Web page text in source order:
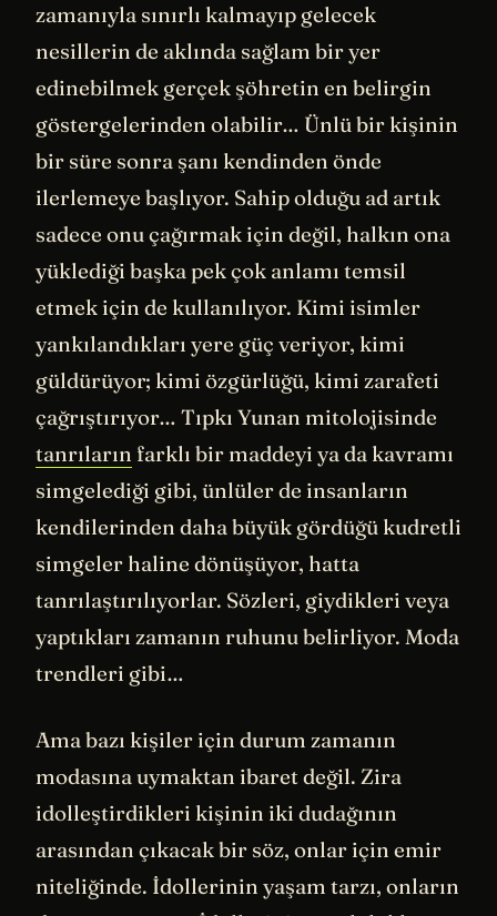
zamanıyla sınırlı kalmayıp gelecek
nesillerin de aklında sağlam bir yer
edinebilmek gerçek şöhretin en belirgin
göstergelerinden olabilir… Ünlü bir kişinin
bir süre sonra şanı kendinden önde
ilerlemeye başlıyor. Sahip olduğu ad artık
sadece onu çağırmak için değil, halkın ona
yüklediği başka pek çok anlamı temsil
etmek için de kullanılıyor. Kimi isimler
yankılandıkları yere güç veriyor, kimi
güldürüyor; kimi özgürlüğü, kimi zarafeti
çağrıştırıyor… Tıpkı Yunan mitolojisinde
tanrıların farklı bir maddeyi ya da kavramı
simgelediği gibi, ünlüler de insanların
kendilerinden daha büyük gördüğü kudretli
simgeler haline dönüşüyor, hatta
tanrılaştırılıyorlar. Sözleri, giydikleri veya
yaptıkları zamanın ruhunu belirliyor. Moda
trendleri gibi…
Ama bazı kişiler için durum zamanın
modasına uymaktan ibaret değil. Zira
idolleştirdikleri kişinin iki dudağının
arasından çıkacak bir söz, onlar için emir
niteliğinde. İdollerinin yaşam tarzı, onların